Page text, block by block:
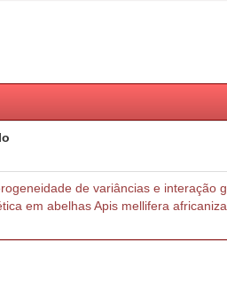
de variâncias e interação
em abelhas Apis mellifera